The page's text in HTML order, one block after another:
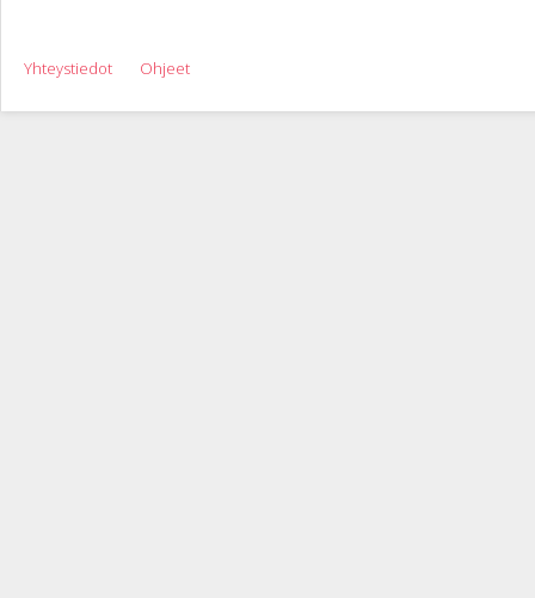
Yhteystiedot Ohjeet